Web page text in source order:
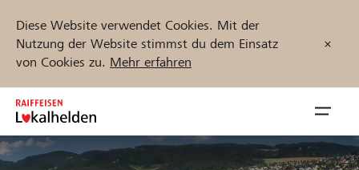
Diese Website verwendet Cookies. Mit der
Nutzung der Website stimmst du dem Einsatz
von Cookies zu. Mehr erfahren
Zum
Inhalt
springen
öffnen